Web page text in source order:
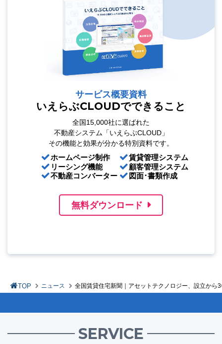
サービス概要資料
いえらぶCLOUDでできること
全国15,000社に選ばれた
不動産システム「いえらぶCLOUD」
その機能と効果が分かる特別資料です。
ホームページ制作
リーシング機能
不動産コンバーター
賃貸管理システム
顧客管理システム
図面･書類作成
無料ダウンロード
TOP ニュース 全国賃貸住宅新聞｜アセットテクノロジー、設立から
SERVICE